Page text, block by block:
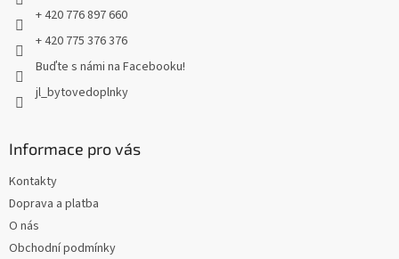
+ 420 776 897 660
+ 420 775 376 376
Buďte s námi na Facebooku!
jl_bytovedoplnky
Informace pro vás
Kontakty
Doprava a platba
O nás
Obchodní podmínky